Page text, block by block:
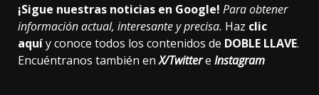
¡Sigue nuestras noticias en Google! Para obtener
información actual, interesante y precisa. Haz clic
aquíy conoce todos los contenidos de DOBLE LLAVE.
Encuéntranos también enX/Twittere Instagram